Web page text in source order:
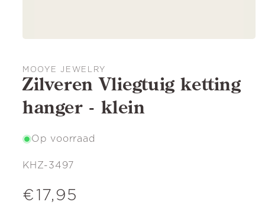
MOOYE JEWELRY
Zilveren Vliegtuig ketting
hanger - klein
Op voorraad
SKU:
KHZ-3497
Normale
€17,95